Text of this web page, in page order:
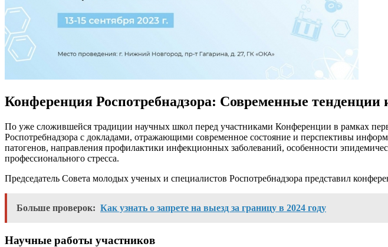
Конференция Роспотребнадзора: Современные тенденции
По уже сложившейся традиции научных школ перед участниками Конференции в рамках
Роспотребнадзора с докладами, отражающими современное состояние и перспективы
патогенов, направления профилактики инфекционных заболеваний, особенности
профессионального стресса.
Председатель Совета молодых ученых и специалистов Роспотребнадзора представил
Больше проверок: Как узнать о запрете на выезд за границу в 2024 году
Научные работы участников